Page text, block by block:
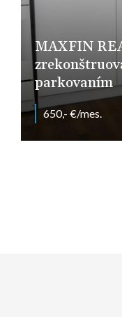
MAXFIN
parkovaním
650,- €/mes.